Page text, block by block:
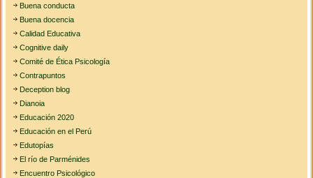
Buena conducta
Buena docencia
Calidad Educativa
Cognitive daily
Comité de Ética Psicología
Contrapuntos
Deception blog
Dianoia
Educación 2020
Educación en el Perú
Edutopías
El río de Parménides
Encuentro Psicológico